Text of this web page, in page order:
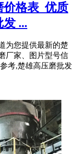
价格表_优质
...
为您提供最新的楚
厂家、图片型号信
考,楚雄高压磨批发